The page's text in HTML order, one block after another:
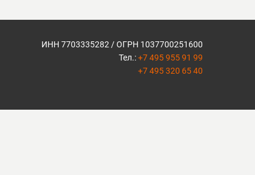
ИНН 7703335282 / ОГРН 1037700251600
Тел.:+7 495 955 91 99
+7 495 320 65 40